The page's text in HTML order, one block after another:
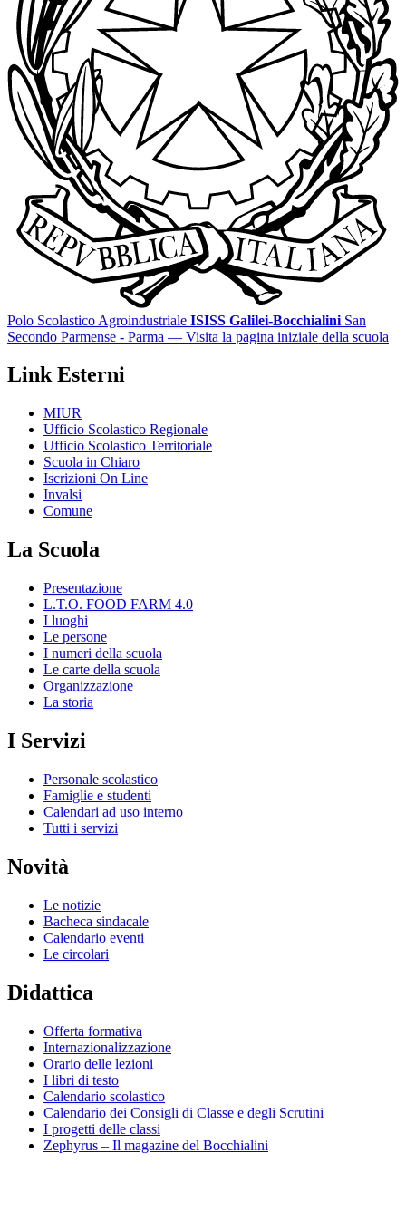
Polo Scolastico Agroindustriale ISISS Galilei-Bocchialini San
Secondo Parmense - Parma — Visita la pagina iniziale della scuola
Link Esterni
MIUR
Ufficio Scolastico Regionale
Ufficio Scolastico Territoriale
Scuola in Chiaro
Iscrizioni On Line
Invalsi
Comune
La Scuola
Presentazione
L.T.O. FOOD FARM 4.0
I luoghi
Le persone
I numeri della scuola
Le carte della scuola
Organizzazione
La storia
I Servizi
Personale scolastico
Famiglie e studenti
Calendari ad uso interno
Tutti i servizi
Novità
Le notizie
Bacheca sindacale
Calendario eventi
Le circolari
Didattica
Offerta formativa
Internazionalizzazione
Orario delle lezioni
I libri di testo
Calendario scolastico
Calendario dei Consigli di Classe e degli Scrutini
I progetti delle classi
Zephyrus – Il magazine del Bocchialini